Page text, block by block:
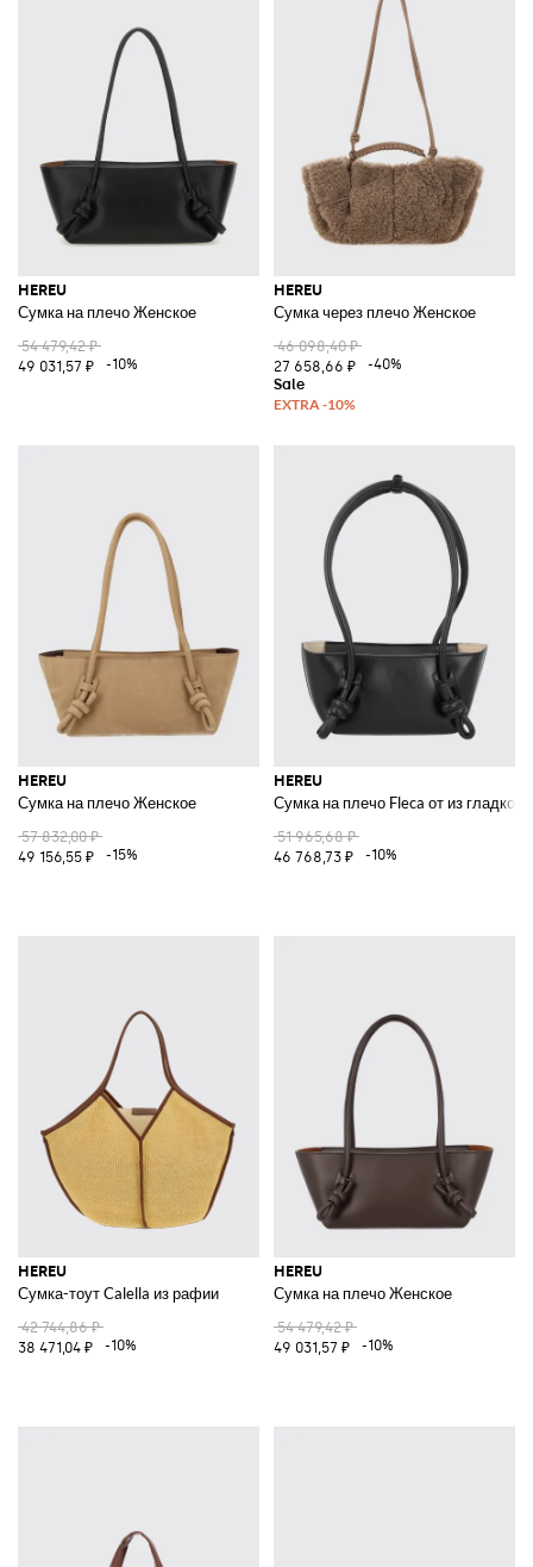
HEREU
Сумка на плечо Женское
54 479,42 ₽
49 031,57 ₽
-10%
HEREU
Сумка через плечо Женское
46 098,40 ₽
27 658,66 ₽
-40%
HEREU
Сумка на плечо Женское
57 832,00 ₽
49 156,55 ₽
-15%
HEREU
Сумка на плечо Fleca от из
51 965,68 ₽
46 768,73 ₽
-10%
HEREU
Сумка-тоут Calella из рафии
42 744,86 ₽
38 471,04 ₽
-10%
HEREU
Сумка на плечо Женское
54 479,42 ₽
49 031,57 ₽
-10%